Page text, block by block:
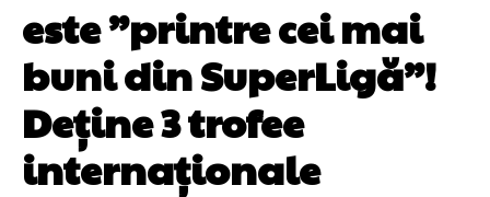
este ”printre cei mai
buni din SuperLigă”!
Deține 3 trofee
internaționale